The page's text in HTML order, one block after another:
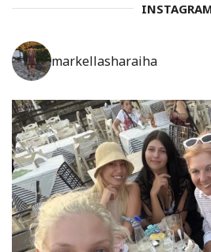
markellasharaiha